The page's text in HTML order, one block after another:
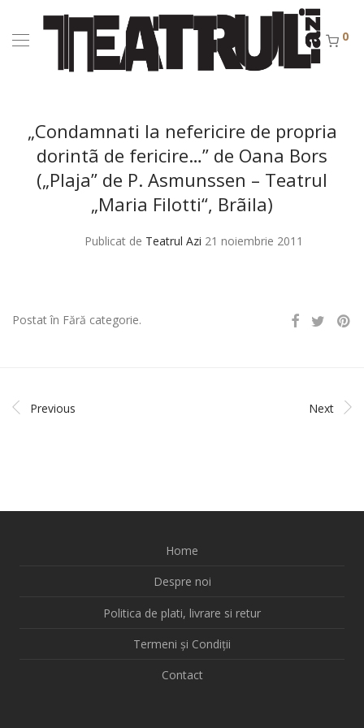
0
„Condamnati la nefericire de propria
dorintã de fericire…” de Oana Bors
(„Plaja” de P. Asmunssen – Teatrul
„Maria Filotti“, Brãila)
Publicat de Teatrul Azi 21 noiembrie 2011
Postat în Fără categorie.
Previous Next
Home
Despre noi
Politica de plati, livrare si retur
Termeni și Condiții
Contact